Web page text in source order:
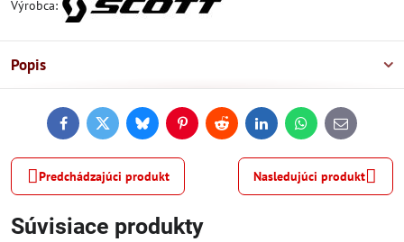
Výrobca:
Popis
FacebookTwitterBlueskyPinterestReddit LinkedInWhatsApp
E-
mail
Predchádzajúci produkt Nasledujúci produkt
Súvisiace produkty